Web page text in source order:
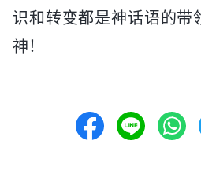
识和转变都是神话语的带
神！